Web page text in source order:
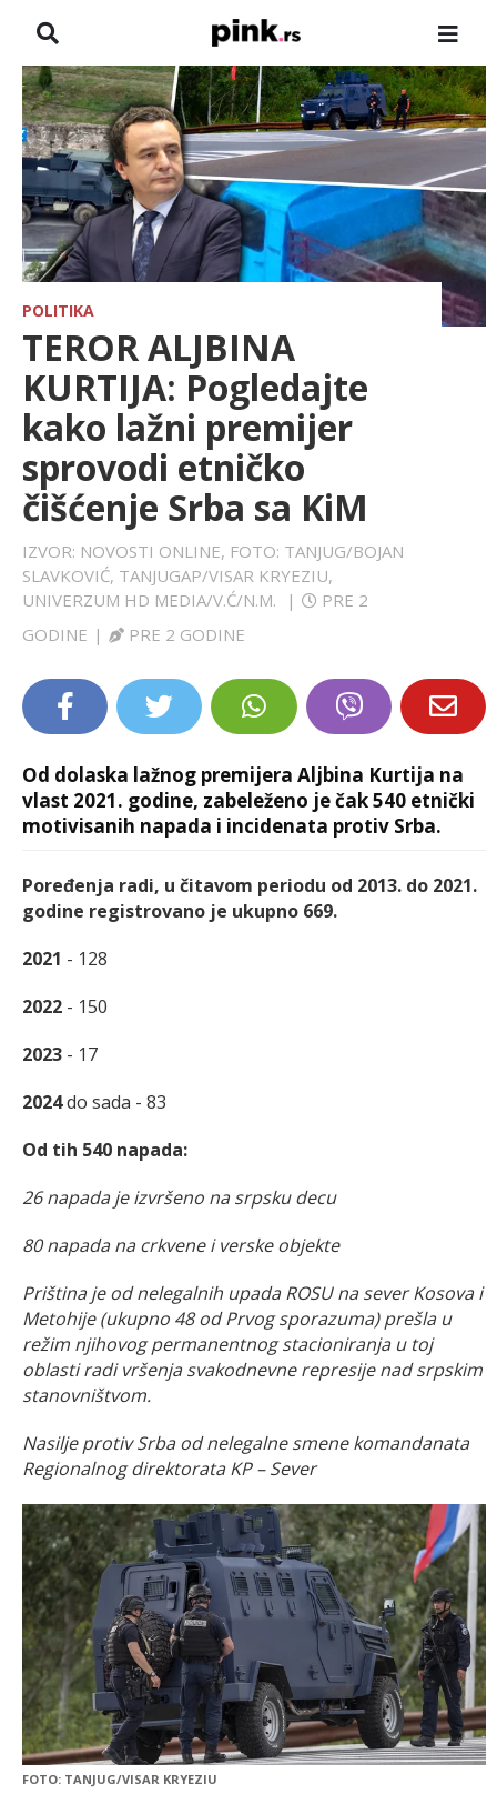
NASLOVNA
VESTI
ZADRUGA
SHOWBIZ
HRONIKA
FARMERI
SPORT
LIFESTYLE
EXTRA
POLITIKA
TEROR ALJBINA
KURTIJA: Pogledajte
kako lažni premijer
sprovodi etničko
čišćenje Srba sa KiM
IZVOR: NOVOSTI ONLINE, FOTO: TANJUG/BOJAN
SLAVKOVIĆ, TANJUGAP/VISAR KRYEZIU,
UNIVERZUM HD MEDIA/V.Ć/N.M.
|
PRE 2
GODINE | PRE 2 GODINE
Od dolaska lažnog premijera Aljbina Kurtija na
vlast 2021. godine, zabeleženo je čak 540 etnički
motivisanih napada i incidenata protiv Srba.
Poređenja radi, u čitavom periodu od 2013. do 2021.
godine registrovano je ukupno 669.
2021 - 128
2022 - 150
2023 - 17
2024do sada - 83
Od tih 540 napada:
26 napada je izvršeno na srpsku decu
80 napada na crkvene i verske objekte
Priština je od nelegalnih upada ROSU na sever Kosova i
Metohije (ukupno 48 od Prvog sporazuma) prešla u
režim njihovog permanentnog stacioniranja u toj
oblasti radi vršenja svakodnevne represije nad srpskim
stanovništvom.
Nasilje protiv Srba od nelegalne smene komandanata
Regionalnog direktorata KP – Sever
FOTO: TANJUG/VISAR KRYEZIU